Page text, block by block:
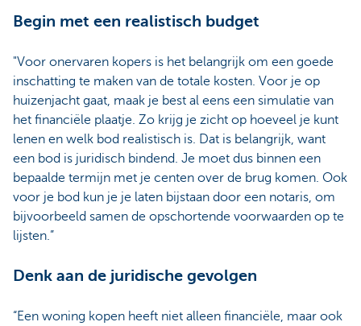
Begin met een realistisch budget
"Voor onervaren kopers is het belangrijk om een goede
inschatting te maken van de totale kosten. Voor je op
huizenjacht gaat, maak je best al eens een simulatie van
het financiële plaatje. Zo krijg je zicht op hoeveel je kunt
lenen en welk bod realistisch is. Dat is belangrijk, want
een bod is juridisch bindend. Je moet dus binnen een
bepaalde termijn met je centen over de brug komen. Ook
voor je bod kun je je laten bijstaan door een notaris, om
bijvoorbeeld samen de opschortende voorwaarden op te
lijsten.”
Denk aan de juridische gevolgen
“Een woning kopen heeft niet alleen financiële, maar ook